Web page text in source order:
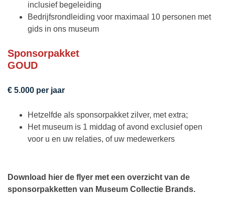
inclusief begeleiding
Bedrijfsrondleiding voor maximaal 10 personen met
gids in ons museum
Sponsorpakket
GOUD
€ 5.000 per jaar
Hetzelfde als sponsorpakket zilver, met extra;
Het museum is 1 middag of avond exclusief open
voor u en uw relaties, of uw medewerkers
Download hier de flyer met een overzicht van de
sponsorpakketten van Museum Collectie Brands.